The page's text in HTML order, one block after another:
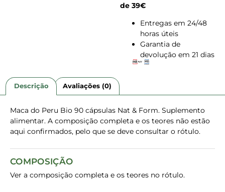
de 39€
Entregas em 24/48
horas úteis
Garantia de
devolução em 21 dias
Descrição Avaliações (0)
Maca do Peru Bio 90 cápsulas Nat & Form. Suplemento
alimentar. A composição completa e os teores não estão
aqui confirmados, pelo que se deve consultar o rótulo.
COMPOSIÇÃO
Ver a composição completa e os teores no rótulo.